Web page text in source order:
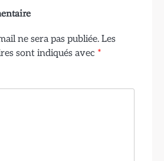
ne sera pas publiée. Les
sont indiqués avec *